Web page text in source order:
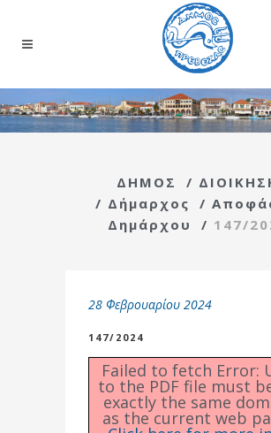
ΔΗΜΟΣ /
/ Δήμαρχος /
Δημάρχου
/ 147/
28 Φεβρουαρίου 2024
147/2024
Failed to fetch Error:
to the PDF file must
exactly the same
as the current web